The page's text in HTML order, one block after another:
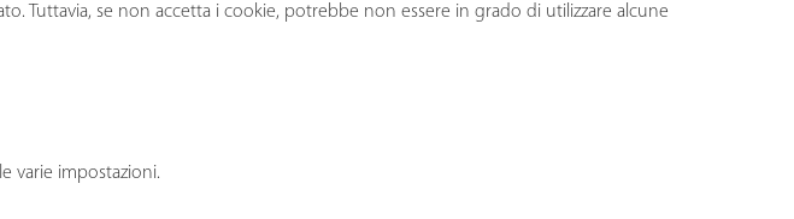
Tuttavia, se non accetta i cookie, potrebbe non essere in grado di utilizzare alcune
varie impostazioni.